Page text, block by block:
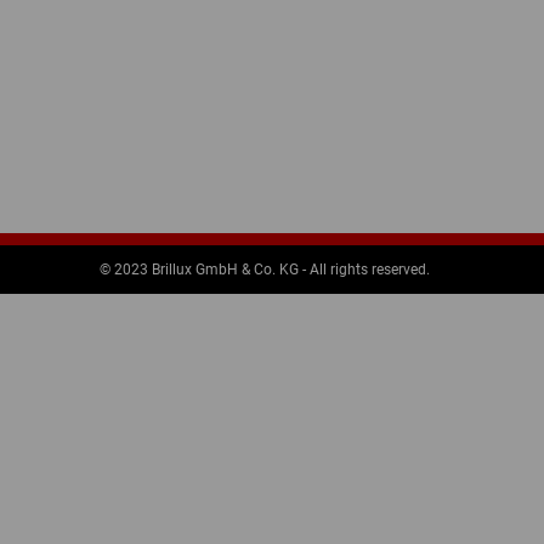
© 2023 Brillux GmbH & Co. KG - All rights reserved.